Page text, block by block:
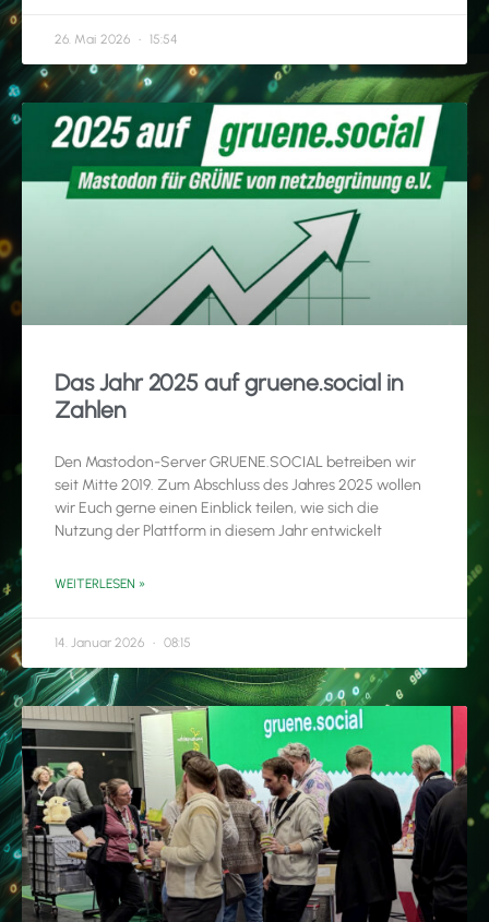
26. Mai 2026 15:54
Das Jahr 2025 auf gruene.social in
Zahlen
Den Mastodon-Server GRUENE.SOCIAL betreiben wir
seit Mitte 2019. Zum Abschluss des Jahres 2025 wollen
wir Euch gerne einen Einblick teilen, wie sich die
Nutzung der Plattform in diesem Jahr entwickelt
WEITERLESEN »
14. Januar 2026 08:15